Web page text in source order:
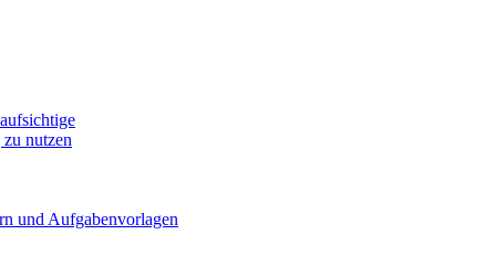
nutzen
und Aufgabenvorlagen